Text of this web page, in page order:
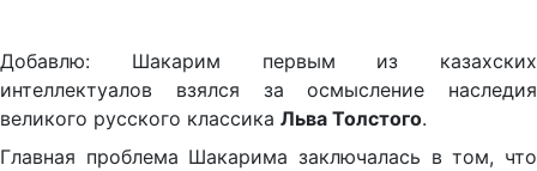
Добавлю: Шакарим первым из казахских
интеллектуалов взялся за осмысление наследия
великого русского классика Льва Толстого.
Главная проблема Шакарима заключалась в том, что